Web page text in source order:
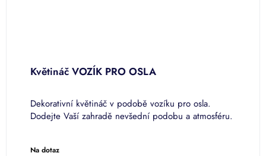
Květináč VOZÍK PRO OSLA
Dekorativní květináč v podobě vozíku pro osla.
Dodejte Vaší zahradě nevšední podobu a atmosféru.
Na dotaz